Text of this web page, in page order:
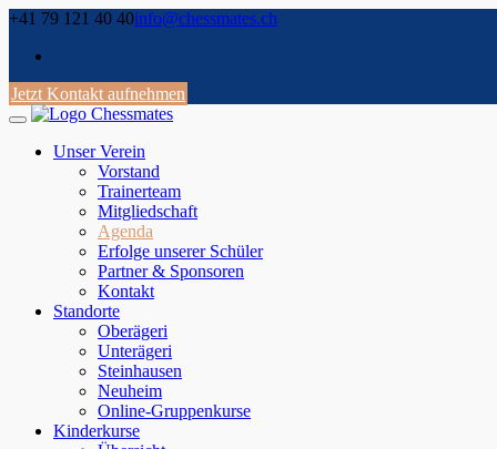
Skip
content
+41 79 121 40 40info@chessmates.ch
Jetzt Kontakt aufnehmen
Unser Verein
Vorstand
Trainerteam
Mitgliedschaft
Agenda
Erfolge unserer Schüler
Partner & Sponsoren
Kontakt
Standorte
Oberägeri
Unterägeri
Steinhausen
Neuheim
Online-Gruppenkurse
Kinderkurse